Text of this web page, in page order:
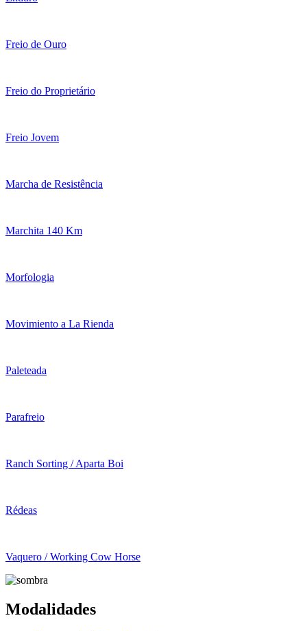
Freio de Ouro
Freio do Proprietário
Freio Jovem
Marcha de Resistência
Marchita 140 Km
Morfologia
Movimiento a La Rienda
Paleteada
Parafreio
Ranch Sorting / Aparta Boi
Rédeas
Vaquero / Working Cow Horse
Modalidades